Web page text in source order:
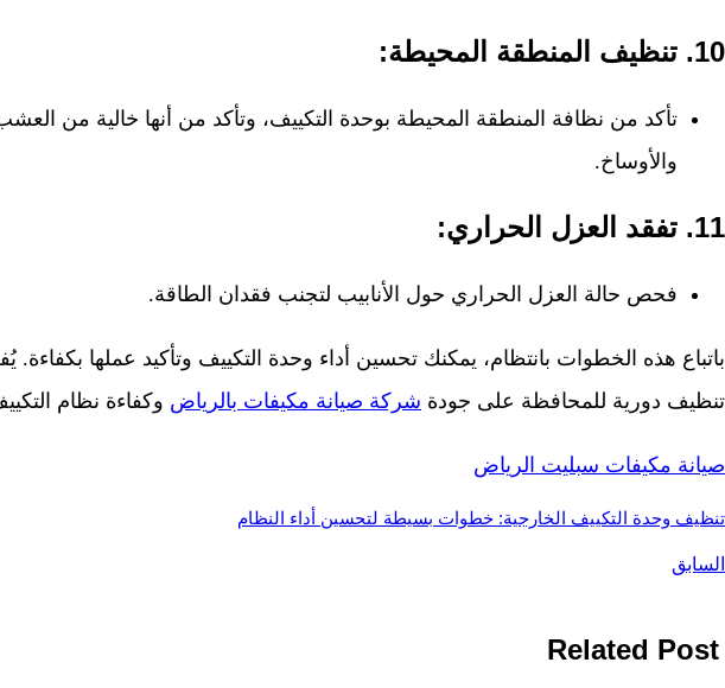
10. تنظيف المنطقة المحيطة:
تأكد من نظافة المنطقة المحيطة بوحدة التكييف، وتأكد من أنها خالية من
والأوساخ.
11. تفقد العزل الحراري:
فحص حالة العزل الحراري حول الأنابيب لتجنب فقدان الطاقة.
باتباع هذه الخطوات بانتظام، يمكنك تحسين أداء وحدة التكييف وتأكيد عملها
تنظيف دورية للمحافظة على جودة شركة صيانة مكيفات بالرياض وكفاءة نظام
صيانة مكيفات سبليت الرياض
تنظيف وحدة التكييف الخارجية: خطوات بسيطة لتحسين أداء النظام
السابق
Related Post